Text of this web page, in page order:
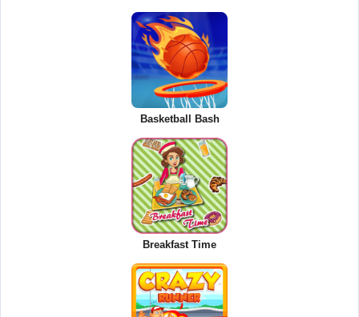
Basketball Bash
Breakfast Time